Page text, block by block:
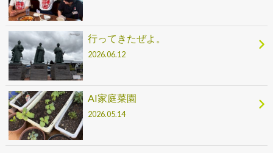
行ってきたぜよ。
2026.06.12
AI家庭菜園
2026.05.14